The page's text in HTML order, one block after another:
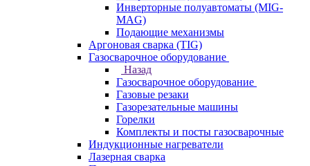
Инверторные полуавтоматы (MIG-
MAG)
Подающие механизмы
Аргоновая сварка (TIG)
Газосварочное оборудование
Назад
Газосварочное оборудование
Газовые резаки
Газорезательные машины
Горелки
Комплекты и посты газосварочные
Индукционные нагреватели
Лазерная сварка